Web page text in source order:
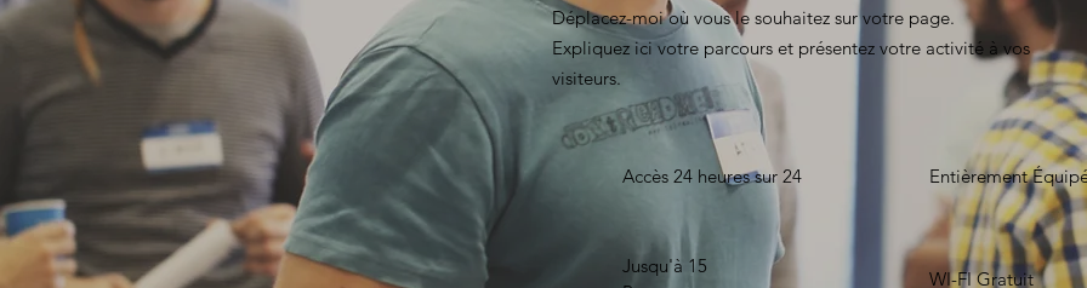
Déplacez-moi où vous le souhaitez sur votre page.
Expliquez ici votre parcours et présentez votre activité à vos
visiteurs.
Accès 24 heures sur 24 Entièrement
Jusqu'à 15
WI-FI Gratuit